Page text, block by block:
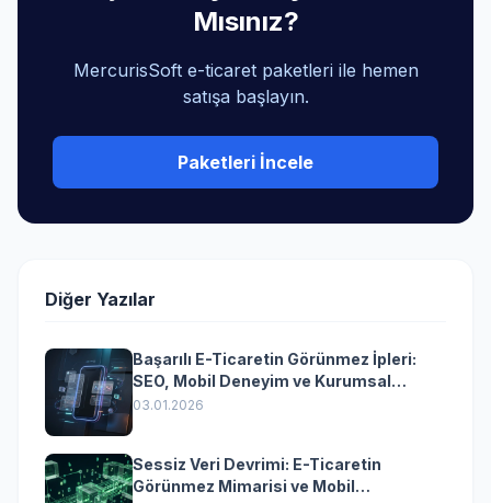
Mısınız?
MercurisSoft e-ticaret paketleri ile hemen
satışa başlayın.
Paketleri İncele
Diğer Yazılar
Başarılı E-Ticaretin Görünmez İpleri:
SEO, Mobil Deneyim ve Kurumsal
Yazılımın Kazandıran Senkronizasyonu
03.01.2026
Sessiz Veri Devrimi: E-Ticaretin
Görünmez Mimarisi ve Mobil